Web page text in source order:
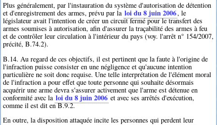
Plus généralement, par l'instauration du système d'autorisation de détention
et d'enregistrement des armes, prévu par la loi du 8 juin 2006, le
législateur avait l'intention de créer un circuit fermé pour le transfert des
armes soumises à autorisation, afin d'assurer la traçabilité des armes à feu
et de contrôler leur circulation à l'intérieur du pays (voy. l'arrêt n° 154/2007,
précité, B.74.2).
B.14. Au regard de ces objectifs, il est pertinent que la faute à l'origine de
l'infraction puisse consister en une négligence et qu'aucune intention
particulière ne soit donc requise. Une telle interprétation de l'élément moral
de l'infraction a pour effet que toute personne qui souhaite désormais
acquérir une arme devra s'assurer activement que l'arme est détenue en
conformité avec la loi du 8 juin 2006 et avec ses arrêtés d'exécution,
comme il est dit en B.9.2.
En outre, la disposition attaquée incite les personnes qui perdent leur